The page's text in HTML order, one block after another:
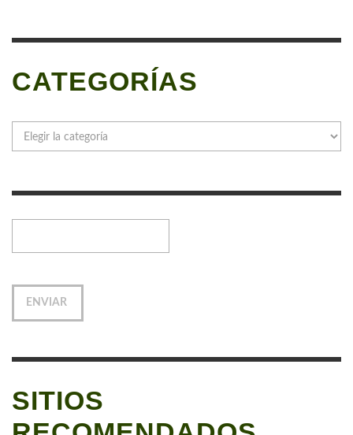
CATEGORÍAS
SITIOS